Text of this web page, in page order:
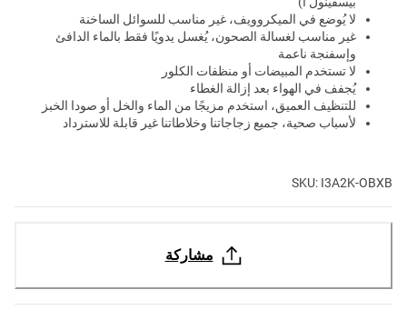
لا يُوضع في الميكروويف، غير مناسب للسوائل الساخنة
غير مناسب لغسالة الصحون، يُغسل يدويًا فقط بالماء الدافئ
وإسفنجة ناعمة
لا تستخدم المبيضات أو منظفات الكلور
يُجفف في الهواء بعد إزالة الغطاء
للتنظيف العميق، استخدم مزيجًا من الماء والخل أو صودا الخبز
لأسباب صحية، جميع زجاجاتنا وخلاطاتنا غير قابلة للاسترداد
SKU: I3A2K-OBXB
مشاركة